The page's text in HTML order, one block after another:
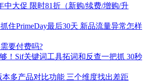
中大促 限时81折（新购/续费/增购/升
住PrimeDay最后30天 新品流量异常怎样
要付费吗?
！Sif关键词工具拓词和反查一把抓 30秒
本多产品对比功能 三个维度找出差距